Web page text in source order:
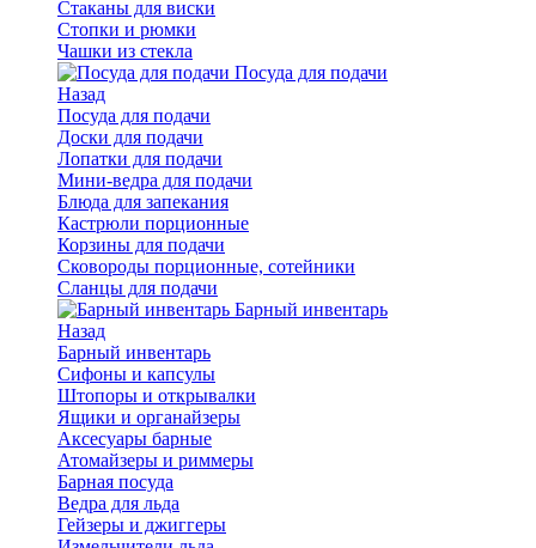
Стаканы для виски
Стопки и рюмки
Чашки из стекла
Посуда для подачи
Назад
Посуда для подачи
Доски для подачи
Лопатки для подачи
Мини-ведра для подачи
Блюда для запекания
Кастрюли порционные
Корзины для подачи
Сковороды порционные, сотейники
Сланцы для подачи
Барный инвентарь
Назад
Барный инвентарь
Сифоны и капсулы
Штопоры и открывалки
Ящики и органайзеры
Аксесуары барные
Атомайзеры и риммеры
Барная посуда
Ведра для льда
Гейзеры и джиггеры